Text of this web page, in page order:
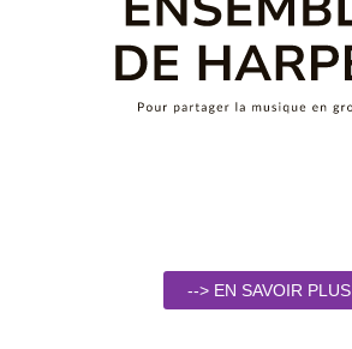
--> EN SAVOIR PLUS